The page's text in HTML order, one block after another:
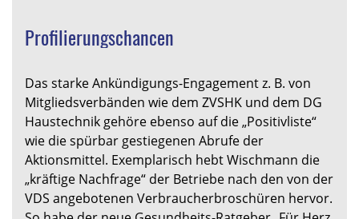
Profilierungschancen
Das starke Ankündigungs-Engagement z. B. von
Mitgliedsverbänden wie dem ZVSHK und dem DG
Haustechnik gehöre ebenso auf die „Positivliste“
wie die spürbar gestiegenen Abrufe der
Aktionsmittel. Exemplarisch hebt Wischmann die
„kräftige Nachfrage“ der Betriebe nach den von der
VDS angebotenen Verbraucherbroschüren hervor.